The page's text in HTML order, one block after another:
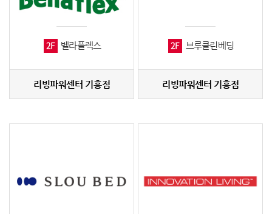
2F 벨라플렉스
리빙파워센터 기흥점
2F 브루클린베딩
리빙파워센터 기흥점